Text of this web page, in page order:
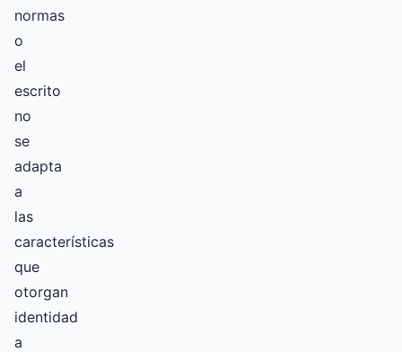
normas
o
el
escrito
no
se
adapta
a
las
características
que
otorgan
identidad
a